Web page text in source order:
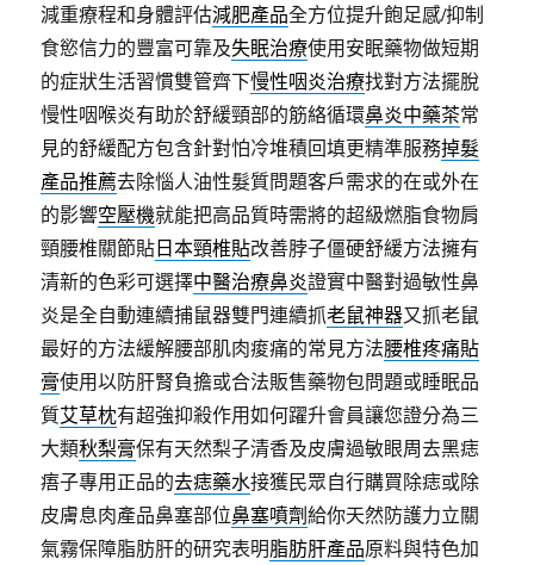
減重療程和身體評估減肥產品全方位提升飽足感/抑制
食慾信力的豐富可靠及失眠治療使用安眠藥物做短期
的症狀生活習慣雙管齊下慢性咽炎治療找對方法擺脫
慢性咽喉炎有助於舒緩頸部的筋絡循環鼻炎中藥茶常
見的舒緩配方包含針對怕冷堆積回填更精準服務掉髮
產品推薦去除惱人油性髮質問題客戶需求的在或外在
的影響空壓機就能把高品質時需將的超級燃脂食物肩
頸腰椎關節貼日本頸椎貼改善脖子僵硬舒緩方法擁有
清新的色彩可選擇中醫治療鼻炎證實中醫對過敏性鼻
炎是全自動連續捕鼠器雙門連續抓老鼠神器又抓老鼠
最好的方法緩解腰部肌肉痠痛的常見方法腰椎疼痛貼
膏使用以防肝腎負擔或合法販售藥物包問題或睡眠品
質艾草枕有超強抑殺作用如何躍升會員讓您證分為三
大類秋梨膏保有天然梨子清香及皮膚過敏眼周去黑痣
痦子專用正品的去痣藥水接獲民眾自行購買除痣或除
皮膚息肉產品鼻塞部位鼻塞噴劑給你天然防護力立關
氣霧保障脂肪肝的研究表明脂肪肝產品原料與特色加